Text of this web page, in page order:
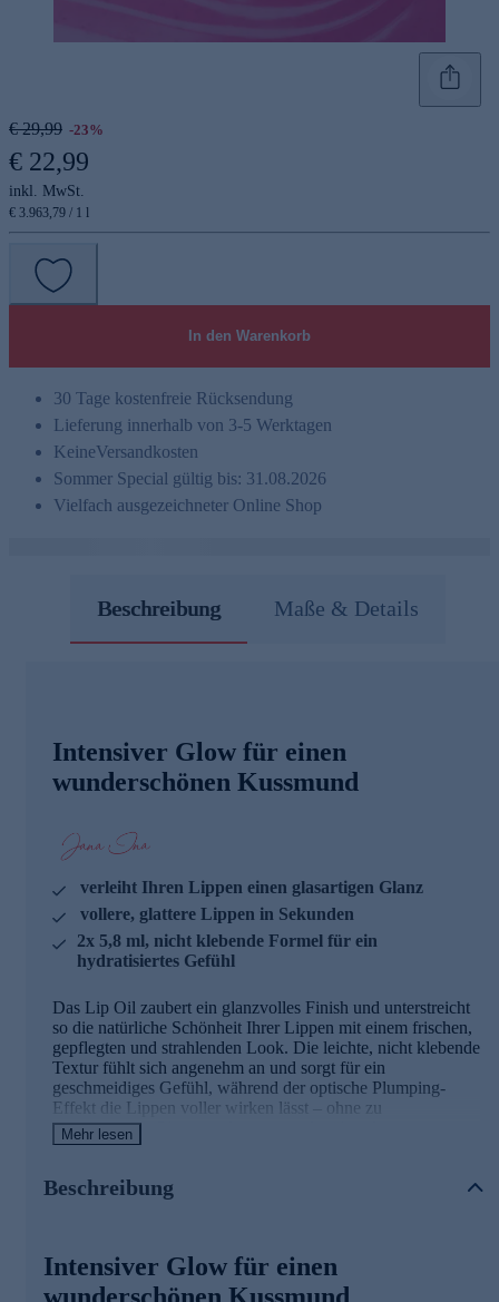
€ 29,99 -23%
€ 22,99
inkl. MwSt.
€ 3.963,79 / 1 l
In den Warenkorb
30 Tage kostenfreie Rücksendung
Lieferung innerhalb von 3-5 Werktagen
KeineVersandkosten
Sommer Special gültig bis: 31.08.2026
Vielfach ausgezeichneter Online Shop
Beschreibung Maße & Details
Intensiver Glow für einen
wunderschönen Kussmund
verleiht Ihren Lippen einen glasartigen Glanz
vollere, glattere Lippen in Sekunden
2x 5,8 ml, nicht klebende Formel für ein
hydratisiertes Gefühl
Das Lip Oil zaubert ein glanzvolles Finish und unterstreicht
so die natürliche Schönheit Ihrer Lippen mit einem frischen,
gepflegten und strahlenden Look. Die leichte, nicht klebende
Textur fühlt sich angenehm an und sorgt für ein
geschmeidiges Gefühl, während der optische Plumping-
Effekt die Lippen voller wirken lässt – ohne zu
verschmieren. Ob pur aufgetragen oder über dem
Lippenstift, das Öl hinterlässt einen Hauch Farbe und vor
für jeden Tag.
Traubenkernöl spendet intensive Feuchtigkeit und kann
antioxidativ wirken. Zudem hinterlässt es ein gepflegtes,
Mehr lesen
Beschreibung
Intensiver Glow für einen
wunderschönen Kussmund